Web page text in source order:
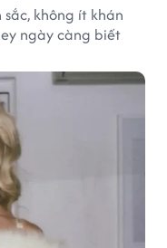
không ít khán
ngày càng biết